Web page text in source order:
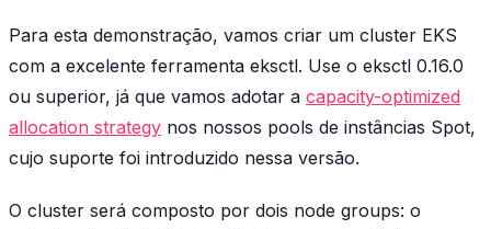
Para esta demonstração, vamos criar um cluster EKS
com a excelente ferramenta eksctl. Use o eksctl 0.16.0
ou superior, já que vamos adotar a capacity-optimized
allocation strategy nos nossos pools de instâncias Spot,
cujo suporte foi introduzido nessa versão.
O cluster será composto por dois node groups: o